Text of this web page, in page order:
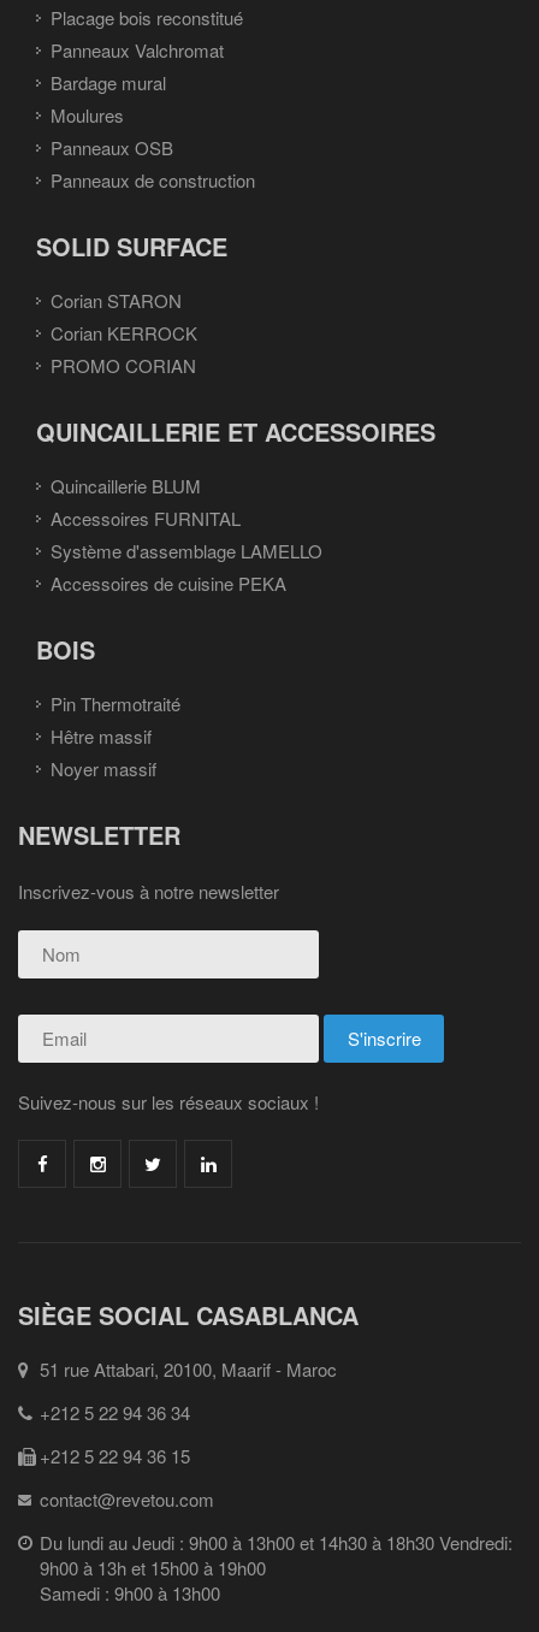
Placage bois reconstitué
Panneaux Valchromat
Bardage mural
Moulures
Panneaux OSB
Panneaux de construction
SOLID SURFACE
Corian STARON
Corian KERROCK
PROMO CORIAN
QUINCAILLERIE ET ACCESSOIRES
Quincaillerie BLUM
Accessoires FURNITAL
Système d'assemblage LAMELLO
Accessoires de cuisine PEKA
BOIS
Pin Thermotraité
Hêtre massif
Noyer massif
NEWSLETTER
Inscrivez-vous à notre newsletter
Suivez-nous sur les réseaux sociaux !
SIÈGE SOCIAL CASABLANCA
51 rue Attabari, 20100, Maarif - Maroc
+212 5 22 94 36 34
+212 5 22 94 36 15
contact@revetou.com
Du lundi au Jeudi : 9h00 à 13h00 et 14h30 à 18h30 Vendredi:
9h00 à 13h et 15h00 à 19h00
Samedi : 9h00 à 13h00